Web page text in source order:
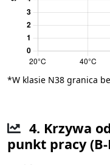
*W klasie N38 granica
4. Krzywa
punkt pracy